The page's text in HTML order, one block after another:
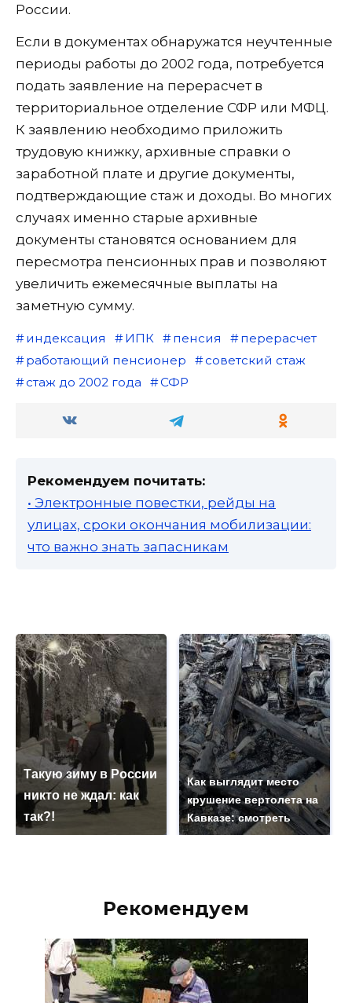
России.
Если в документах обнаружатся неучтенные
периоды работы до 2002 года, потребуется
подать заявление на перерасчет в
территориальное отделение СФР или МФЦ.
К заявлению необходимо приложить
трудовую книжку, архивные справки о
заработной плате и другие документы,
подтверждающие стаж и доходы. Во многих
случаях именно старые архивные
документы становятся основанием для
пересмотра пенсионных прав и позволяют
увеличить ежемесячные выплаты на
заметную сумму.
индексация ИПК пенсия
перерасчет
работающий пенсионер
советский стаж
стаж до 2002 года
СФР
Рекомендуем почитать:
• Электронные повестки, рейды на
улицах, сроки окончания мобилизации:
что важно знать запасникам
Такую зиму в России
никто не ждал: как
так?!
Как выглядит место
крушение вертолета на
Кавказе: смотреть
Рекомендуем